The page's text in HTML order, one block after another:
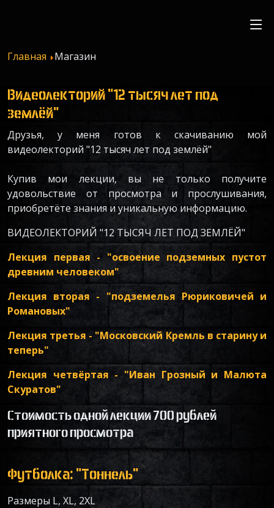
Главная Магазин
Видеолекторий "12 тысяч лет под
землёй"
Друзья, у меня готов к скачиванию мой
видеолекторий "12 тысяч лет под землёй"
Купив мои лекции, вы не только получите
удовольствие от просмотра и прослушивания,
приобретёте знания и уникальную информацию.
ВИДЕОЛЕКТОРИЙ "12 ТЫСЯЧ ЛЕТ ПОД ЗЕМЛЁЙ"
Лекция первая - "освоение подземных пустот
древним человеком"
Лекция вторая - "подземелья Рюриковичей и
Романовых"
Лекция третья - "Московский Кремль в старину и
теперь"
Лекция четвёртая - "Иван Грозный и Малюта
Скуратов"
Стоимость одной лекции 700 рублей
приятного просмотра
Футболка: "Тоннель"
Размеры L, XL, 2XL